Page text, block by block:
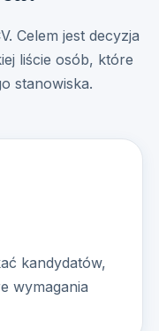
Celem jest decyzja
liście osób, które
stanowiska.
kandydatów,
wymagania